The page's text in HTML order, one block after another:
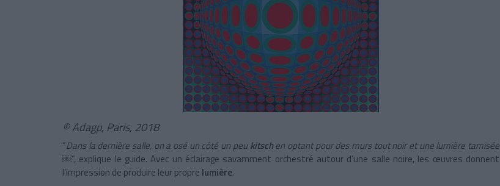
© Adagp, Paris, 2018
“Dans la dernière salle, on a osé un côté un peukitschen optant pour des murs tout noir et une lumière tamisée
￼”, explique le guide. Avec un éclairage savamment orchestré autour d’une salle noire, les œuvres donnent
l’impression de produire leur propre lumière.